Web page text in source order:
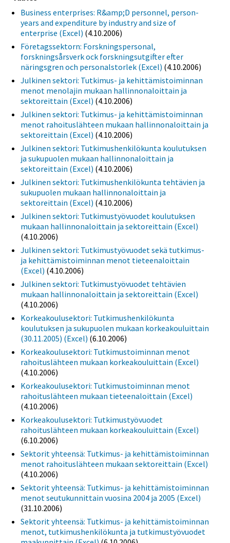
Business enterprises: R&amp;D personnel, person-
years and expenditure by industry and size of
enterprise (Excel) (4.10.2006)
Företagssektorn: Forskningspersonal,
forskningsårsverk ock forskningsutgifter efter
näringsgren och personalstorlek (Excel) (4.10.2006)
Julkinen sektori: Tutkimus- ja kehittämistoiminnan
menot menolajin mukaan hallinnonaloittain ja
sektoreittain (Excel) (4.10.2006)
Julkinen sektori: Tutkimus- ja kehittämistoiminnan
menot rahoituslähteen mukaan hallinnonaloittain ja
sektoreittain (Excel) (4.10.2006)
Julkinen sektori: Tutkimushenkilökunta koulutuksen
ja sukupuolen mukaan hallinnonaloittain ja
sektoreittain (Excel) (4.10.2006)
Julkinen sektori: Tutkimushenkilökunta tehtävien ja
sukupuolen mukaan hallinnonaloittain ja
sektoreittain (Excel) (4.10.2006)
Julkinen sektori: Tutkimustyövuodet koulutuksen
mukaan hallinnonaloittain ja sektoreittain (Excel)
(4.10.2006)
Julkinen sektori: Tutkimustyövuodet sekä tutkimus-
ja kehittämistoiminnan menot tieteenaloittain
(Excel) (4.10.2006)
Julkinen sektori: Tutkimustyövuodet tehtävien
mukaan hallinnonaloittain ja sektoreittain (Excel)
(4.10.2006)
Korkeakoulusektori: Tutkimushenkilökunta
koulutuksen ja sukupuolen mukaan korkeakouluittain
(30.11.2005) (Excel) (6.10.2006)
Korkeakoulusektori: Tutkimustoiminnan menot
rahoituslähteen mukaan korkeakouluittain (Excel)
(4.10.2006)
Korkeakoulusektori: Tutkimustoiminnan menot
rahoituslähteen mukaan tieteenaloittain (Excel)
(4.10.2006)
Korkeakoulusektori: Tutkimustyövuodet
rahoituslähteen mukaan korkeakouluittain (Excel)
(6.10.2006)
Sektorit yhteensä: Tutkimus- ja kehittämistoiminnan
menot rahoituslähteen mukaan sektoreittain (Excel)
(4.10.2006)
Sektorit yhteensä: Tutkimus- ja kehittämistoiminnan
menot seutukunnittain vuosina 2004 ja 2005 (Excel)
(31.10.2006)
Sektorit yhteensä: Tutkimus- ja kehittämistoiminnan
menot, tutkimushenkilökunta ja tutkimustyövuodet